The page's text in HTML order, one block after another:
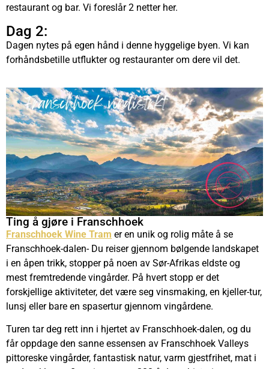
restaurant og bar. Vi foreslår 2 netter her.
Dag 2:
Dagen nytes på egen hånd i denne hyggelige byen. Vi kan
forhåndsbetille utflukter og restauranter om dere vil det.
Ting å gjøre i Franschhoek
Franschhoek Wine Tram er en unik og rolig måte å se
Franschhoek-dalen- Du reiser gjennom bølgende landskapet
i en åpen trikk, stopper på noen av Sør-Afrikas eldste og
mest fremtredende vingårder. På hvert stopp er det
forskjellige aktiviteter, det være seg vinsmaking, en kjeller-tur,
lunsj eller bare en spasertur gjennom vingårdene.
Turen tar deg rett inn i hjertet av Franschhoek-dalen, og du
fåroppdage den sanne essensen av Franschhoek Valleys
pittoreske vingårder, fantastisk natur, varm gjestfrihet, mat i